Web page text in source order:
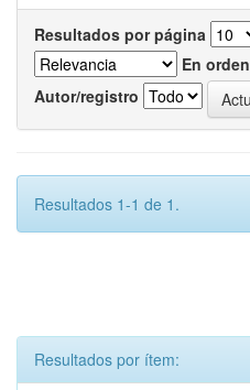
Resultados por página
En orden
Autor/registro
Resultados 1-1 de 1.
Resultados por ítem: